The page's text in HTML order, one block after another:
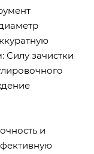
Силу зачистки
и